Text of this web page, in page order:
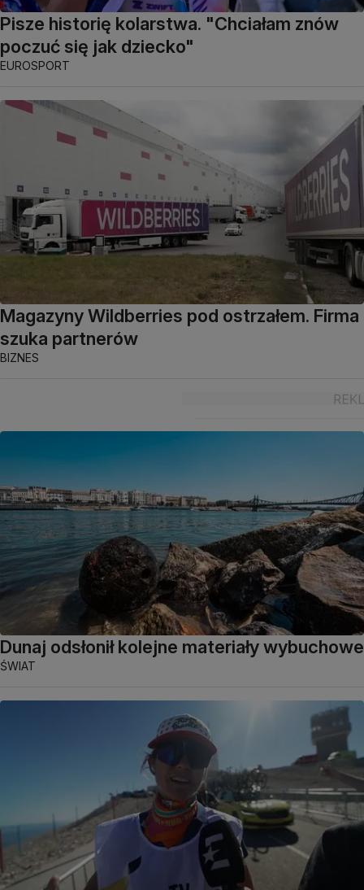
Pisze historię kolarstwa. "Chciałam znów
poczuć się jak dziecko"
EUROSPORT
Magazyny Wildberries pod ostrzałem. Firma
szuka partnerów
BIZNES
Dunaj odsłonił kolejne materiały wybuchowe
ŚWIAT